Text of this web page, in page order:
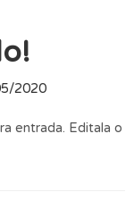
2020
entrada. Editala o